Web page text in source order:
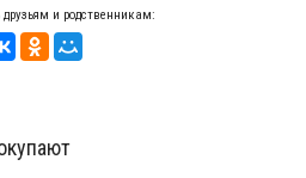
и родственникам: